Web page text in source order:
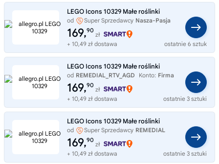
LEGO Icons 10329 Małe roślinki
od Super Sprzedawcy Nasza-Pasja
169,90
zł
+ 10,49 zł dostawa
ostatnie 6 sztuk
LEGO Icons 10329 Małe roślinki
od REMEDIAL_RTV_AGD Konto: Firma
169,90
zł
+ 10,49 zł dostawa
ostatnie 3 sztuki
LEGO Icons 10329 Małe roślinki
od Super Sprzedawcy REMEDIAL
169,90
zł
+ 10,49 zł dostawa
ostatnie 3 sztuki